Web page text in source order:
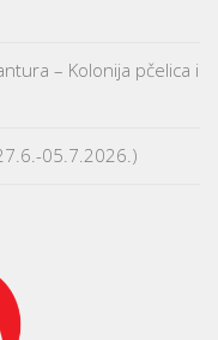
– Kolonija pčelica i
05.7.2026.)